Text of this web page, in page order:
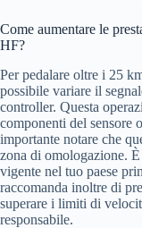
Come aumentare le
HF?
Per pedalare oltre i 25
possibile variare il
controller. Questa
componenti del sensore
importante notare che
zona di omologazione.
vigente nel tuo paese
raccomanda inoltre di
superare i limiti di
responsabile.